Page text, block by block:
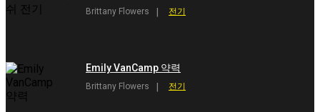
Brittany Flowers 전기
Emily VanCamp 약력
Brittany Flowers 전기